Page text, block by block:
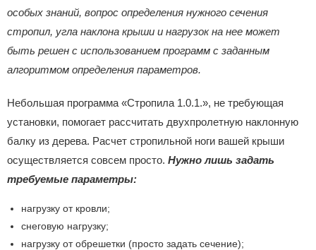
особых знаний, вопрос определения нужного сечения
стропил, угла наклона крыши и нагрузок на нее может
быть решен с использованием программ с заданным
алгоритмом определения параметров.
Небольшая программа «Стропила 1.0.1.», не требующая
установки, помогает рассчитать двухпролетную наклонную
балку из дерева. Расчет стропильной ноги вашей крыши
осуществляется совсем просто. Нужно лишь задать
требуемые параметры:
нагрузку от кровли;
снеговую нагрузку;
нагрузку от обрешетки (просто задать сечение);